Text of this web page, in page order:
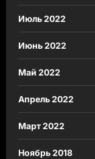
Июль 2022
Июнь 2022
Май 2022
Апрель 2022
Март 2022
Ноябрь 2018